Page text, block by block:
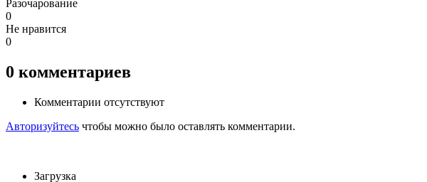
Разочарование
0
Не нравится
0
0 комментариев
Комментарии отсутствуют
Авторизуйтесь чтобы можно было оставлять комментарии.
Загрузка